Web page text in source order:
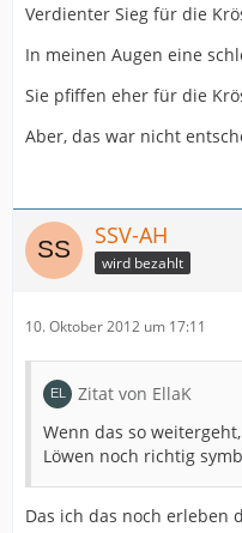
Verdienter Sieg für die
In meinen Augen eine
Sie pfiffen eher für die
Aber, das war nicht
SSV-AH
wird bezahlt
10. Oktober 2012 um 17:11
Zitat von EllaK
Wenn das so
Löwen noch richtig
Das ich das noch erleben